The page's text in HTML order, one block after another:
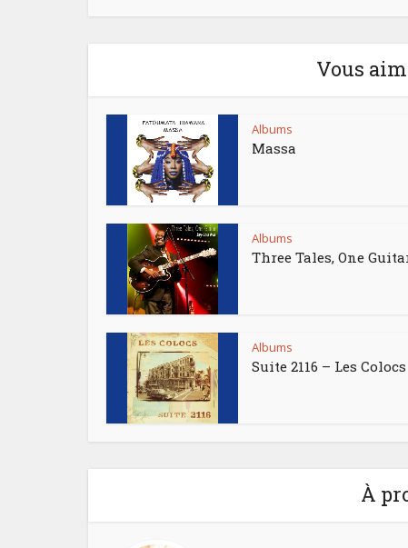
Vous
Albums
Massa
Albums
Three Tales, One
Albums
Suite 2116 – Les Colocs
À